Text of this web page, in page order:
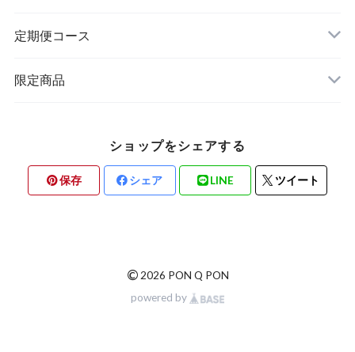
定期便コース
限定商品
ショップをシェアする
保存 シェア LINE ツイート
© 2026 PON Q PON
powered by